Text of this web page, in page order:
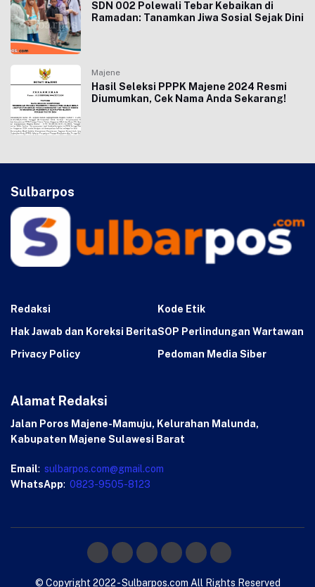
SDN 002 Polewali Tebar Kebaikan di
Ramadan: Tanamkan Jiwa Sosial Sejak Dini
Majene
Hasil Seleksi PPPK Majene 2024 Resmi
Diumumkan, Cek Nama Anda Sekarang!
Sulbarpos
Redaksi
Kode Etik
Hak Jawab dan Koreksi BeritaSOP Perlindungan Wartawan
Privacy Policy
Pedoman Media Siber
Alamat Redaksi
Jalan Poros Majene-Mamuju, Kelurahan Malunda,
Kabupaten Majene Sulawesi Barat
Email: sulbarpos.com@gmail.com
WhatsApp: 0823-9505-8123
© Copyright 2022 - Sulbarpos.com All Rights Reserved